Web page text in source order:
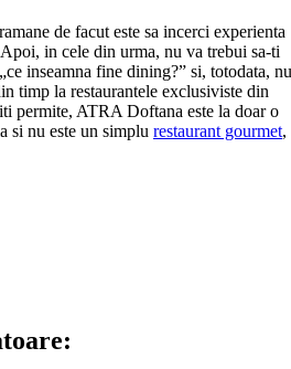
de facut este sa incerci experienta
in cele din urma, nu va trebui sa-ti
inseamna fine dining?” si, totodata, nu
timp la restaurantele exclusiviste din
permite, ATRA Doftana este la doar o
si nu este un simplu restaurant gourmet,